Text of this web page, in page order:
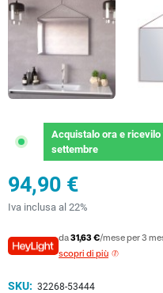
Acquistalo orae ricevilo
settembre
94,90 €
Iva inclusa al 22%
da31,63 €/mese per 3
scopri di più
SKU: 32268-53444